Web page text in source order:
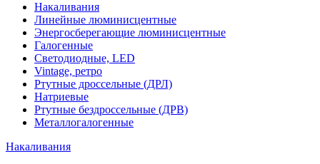
Накаливания
Линейные люминисцентные
Энергосберегающие люминисцентные
Галогенные
Светодиодные, LED
Vintage, ретро
Ртутные дроссельные (ДРЛ)
Натриевые
Ртутные бездроссельные (ДРВ)
Металлогалогенные
Накаливания